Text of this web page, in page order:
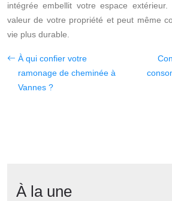
intégrée embellit votre espace
valeur de votre propriété et peut même
vie plus durable.
À qui confier votre
ramonage de cheminée à
Vannes ?
À la une